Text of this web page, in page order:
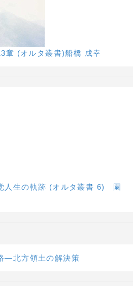
章 (オルタ叢書)船橋 成幸
人生の軌跡 (オルタ叢書 6) 園
―北方領土の解決策